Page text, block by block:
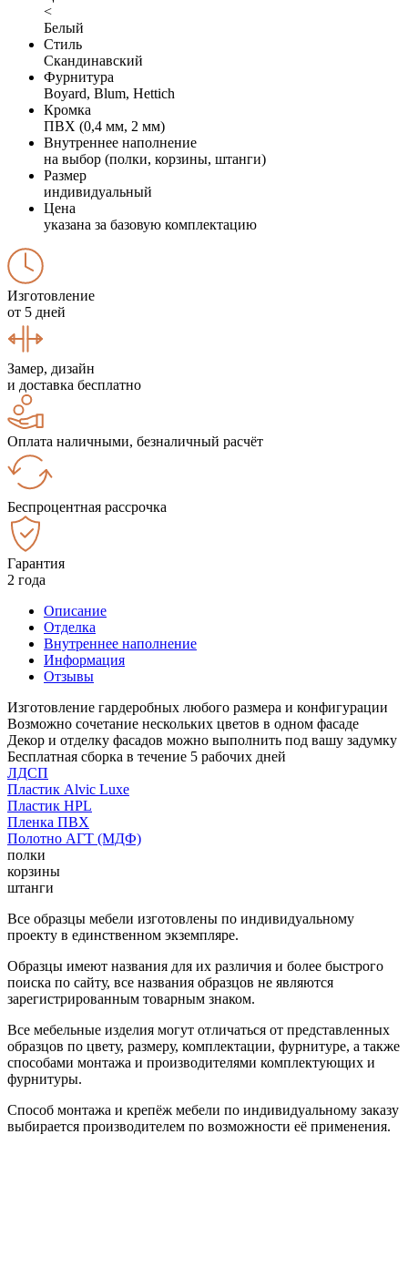
<
Белый
Стиль
Скандинавский
Фурнитура
Boyard, Blum, Hettich
Кромка
ПВХ (0,4 мм, 2 мм)
Внутреннее наполнение
на выбор (полки, корзины, штанги)
Размер
индивидуальный
Цена
указана за базовую комплектацию
Изготовление
от 5 дней
Замер, дизайн
и доставка бесплатно
Оплата наличными, безналичный расчёт
Беспроцентная рассрочка
Гарантия
2 года
Описание
Отделка
Внутреннее наполнение
Информация
Отзывы
Изготовление гардеробных любого размера и конфигурации
Возможно сочетание нескольких цветов в одном фасаде
Декор и отделку фасадов можно выполнить под вашу задумку
Бесплатная сборка в течение 5 рабочих дней
ЛДСП
Пластик Alvic Luxe
Пластик HPL
Пленка ПВХ
Полотно АГТ (МДФ)
полки
корзины
штанги
Все образцы мебели изготовлены по индивидуальному
проекту в единственном экземпляре.
Образцы имеют названия для их различия и более быстрого
поиска по сайту, все названия образцов не являются
зарегистрированным товарным знаком.
Все мебельные изделия могут отличаться от представленных
образцов по цвету, размеру, комплектации, фурнитуре, а также
способами монтажа и производителями комплектующих и
фурнитуры.
Способ монтажа и крепёж мебели по индивидуальному заказу
выбирается производителем по возможности её применения.